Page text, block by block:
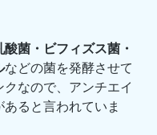
酸菌・ビフィズス菌・
などの菌を発酵させて
なので、アンチエイ
ると言われていま